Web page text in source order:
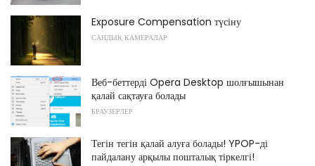
Exposure Compensation түсіну
САНДЫҚ КАМЕРАЛАР
Веб-беттерді Opera Desktop шолғышынан
қалай сақтауға болады
БРАУЗЕРЛЕР
Тегін тегін қалай алуға болады! YPOP-ді
пайдалану арқылы пошталық тіркелгі!